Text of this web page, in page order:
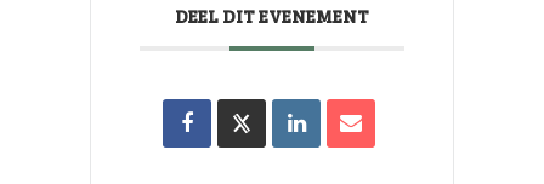
DEEL DIT EVENEMENT